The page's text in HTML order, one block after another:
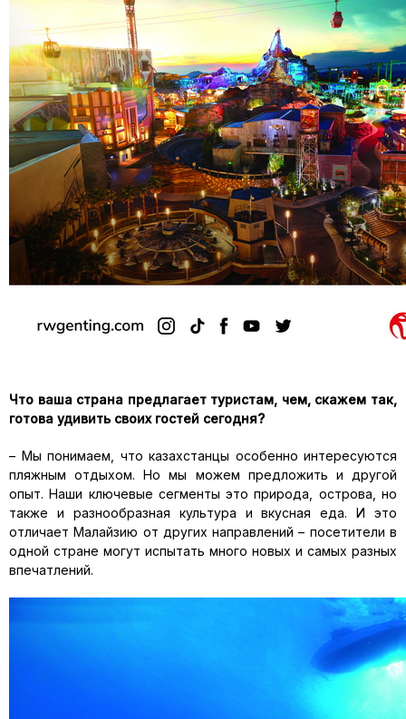
Что ваша страна предлагает туристам, чем, скажем так,
готова удивить своих гостей сегодня?
– Мы понимаем, что казахстанцы особенно интересуются
пляжным отдыхом. Но мы можем предложить и другой
опыт. Наши ключевые сегменты это природа, острова, но
также и разнообразная культура и вкусная еда. И это
отличает Малайзию от других направлений – посетители в
одной стране могут испытать много новых и самых разных
впечатлений.